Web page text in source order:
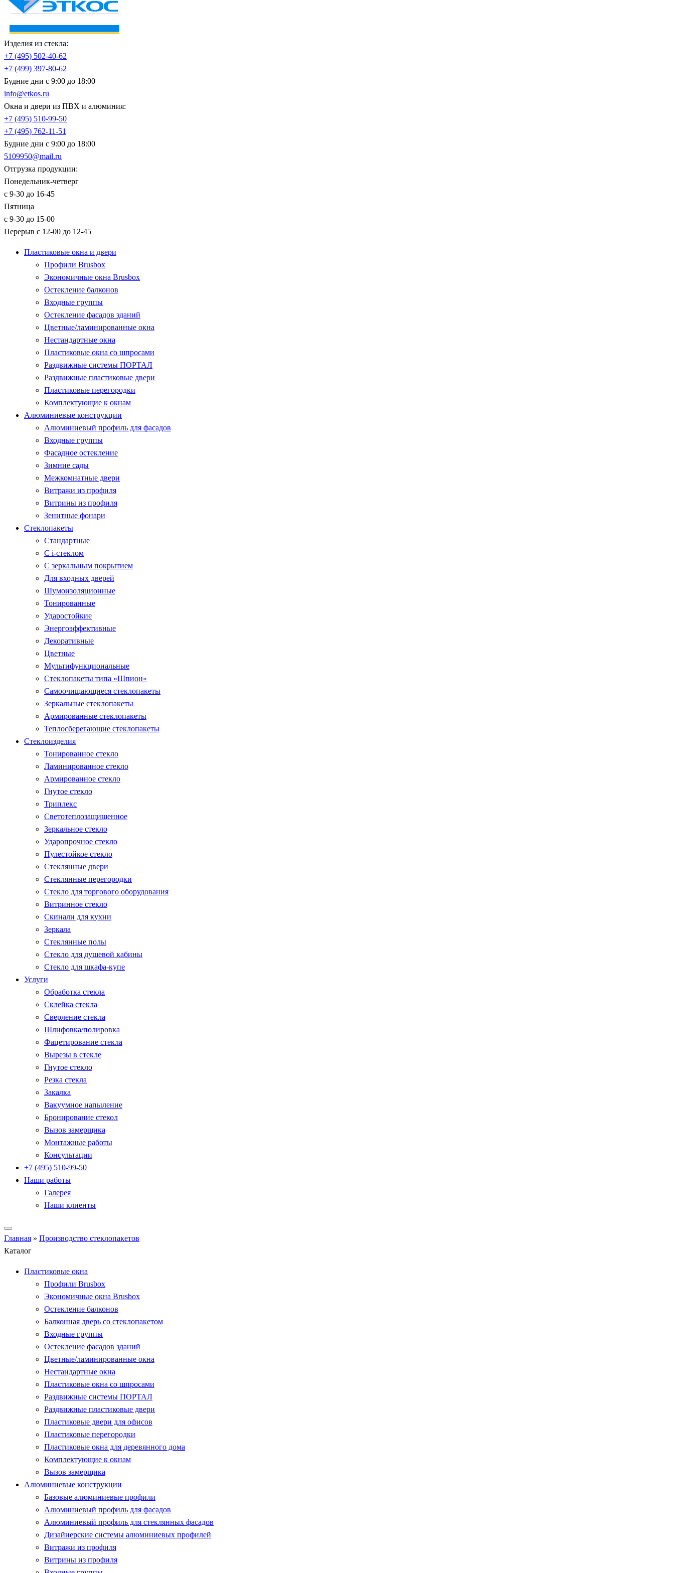
Изделия из стекла:
+7 (495) 502-40-62
+7 (499) 397-80-62
Будние дни с 9:00 до 18:00
info@etkos.ru
Окна и двери из ПВХ и алюминия:
+7 (495) 510-99-50
+7 (495) 762-11-51
Будние дни с 9:00 до 18:00
5109950@mail.ru
Отгрузка продукции:
Понедельник-четверг
с 9-30 до 16-45
Пятница
с 9-30 до 15-00
Перерыв с 12-00 до 12-45
Пластиковые окна и двери
Профили Brusbox
Экономичные окна Brusbox
Остекление балконов
Входные группы
Остекление фасадов зданий
Цветные/ламинированные окна
Нестандартные окна
Пластиковые окна со шпросами
Раздвижные системы ПОРТАЛ
Раздвижные пластиковые двери
Пластиковые перегородки
Комплектующие к окнам
Алюминиевые конструкции
Алюминиевый профиль для фасадов
Входные группы
Фасадное остекление
Зимние сады
Межкомнатные двери
Витражи из профиля
Витрины из профиля
Зенитные фонари
Стеклопакеты
Стандартные
С i-стеклом
С зеркальным покрытием
Для входных дверей
Шумоизоляционные
Тонированные
Ударостойкие
Энергоэффективные
Декоративные
Цветные
Мультифункциональные
Стеклопакеты типа «Шпион»
Самоочищающиеся стеклопакеты
Зеркальные стеклопакеты
Армированные стеклопакеты
Теплосберегающие стеклопакеты
Стеклоизделия
Тонированное стекло
Ламинированное стекло
Армированное стекло
Гнутое стекло
Триплекс
Светотеплозащищенное
Зеркальное стекло
Ударопрочное стекло
Пулестойкое стекло
Стеклянные двери
Стеклянные перегородки
Стекло для торгового оборудования
Витринное стекло
Скинали для кухни
Зеркала
Стеклянные полы
Стекло для душевой кабины
Стекло для шкафа-купе
Услуги
Обработка стекла
Склейка стекла
Сверление стекла
Шлифовка/полировка
Фацетирование стекла
Вырезы в стекле
Гнутое стекло
Резка стекла
Закалка
Вакуумное напыление
Бронирование стекол
Вызов замерщика
Монтажные работы
Консультации
+7 (495) 510-99-50
Наши работы
Галерея
Наши клиенты
Главная » Производство стеклопакетов
Каталог
Пластиковые окна
Профили Brusbox
Экономичные окна Brusbox
Остекление балконов
Балконная дверь со стеклопакетом
Входные группы
Остекление фасадов зданий
Цветные/ламинированные окна
Нестандартные окна
Пластиковые окна со шпросами
Раздвижные системы ПОРТАЛ
Раздвижные пластиковые двери
Пластиковые двери для офисов
Пластиковые перегородки
Пластиковые окна для деревянного дома
Комплектующие к окнам
Вызов замерщика
Алюминиевые конструкции
Базовые алюминиевые профили
Алюминиевый профиль для фасадов
Алюминиевый профиль для стеклянных фасадов
Дизайнерские системы алюминиевых профилей
Витражи из профиля
Витрины из профиля